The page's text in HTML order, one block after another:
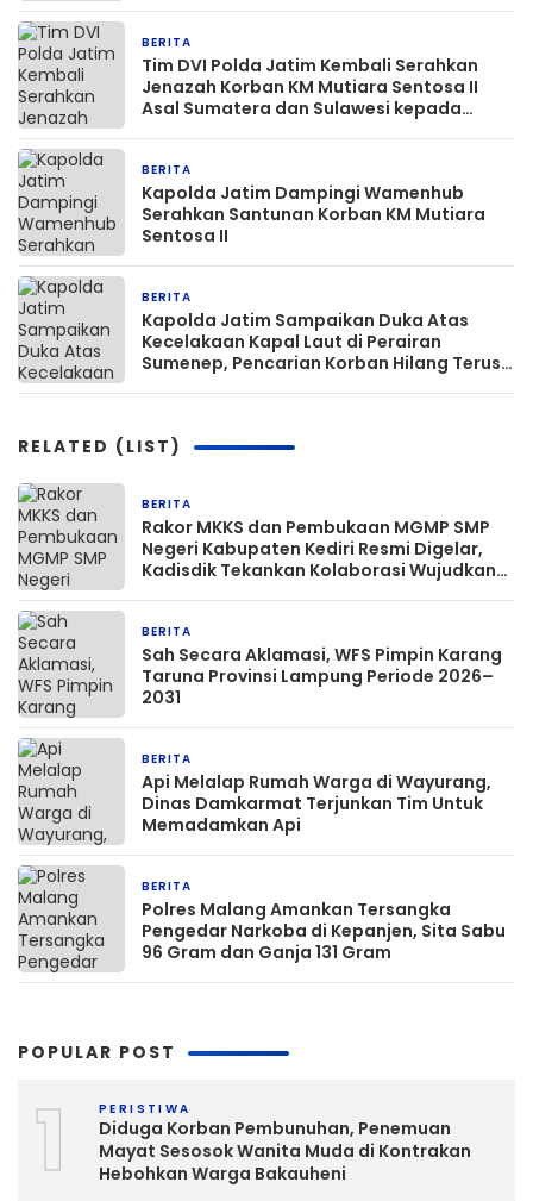
BERITA
Tim DVI Polda Jatim Kembali Serahkan
Jenazah Korban KM Mutiara Sentosa II
Asal Sumatera dan Sulawesi kepada
BERITA
Kapolda Jatim Dampingi Wamenhub
Serahkan Santunan Korban KM Mutiara
Sentosa II
BERITA
Kapolda Jatim Sampaikan Duka Atas
Kecelakaan Kapal Laut di Perairan
Sumenep, Pencarian Korban Hilang Terus
RELATED (LIST)
BERITA
Rakor MKKS dan Pembukaan MGMP SMP
Negeri Kabupaten Kediri Resmi Digelar,
Kadisdik Tekankan Kolaborasi Wujudkan
BERITA
Sah Secara Aklamasi, WFS Pimpin Karang
Taruna Provinsi Lampung Periode 2026–
2031
BERITA
Api Melalap Rumah Warga di Wayurang,
Dinas Damkarmat Terjunkan Tim Untuk
Memadamkan Api
BERITA
Polres Malang Amankan Tersangka
Pengedar Narkoba di Kepanjen, Sita Sabu
96 Gram dan Ganja 131 Gram
POPULAR POST
1 PERISTIWA
Diduga Korban Pembunuhan, Penemuan
Mayat Sesosok Wanita Muda di Kontrakan
Hebohkan Warga Bakauheni